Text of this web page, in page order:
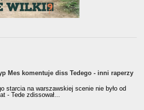
Mes komentuje diss Tedego - inni raperzy
starcia na warszawskiej scenie nie było od
- Tede zdissował...